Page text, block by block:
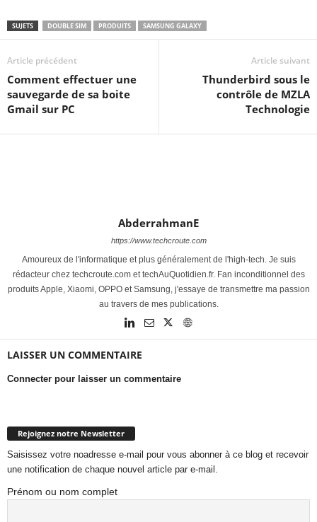
SUJETS DOUBLE SIM PRODUITS SAMSUNG GALAXY
Article précédent
Comment effectuer une
sauvegarde de sa boite
Gmail sur PC
Article suivant
Thunderbird sous le
contrôle de MZLA
Technologie
AbderrahmanE
https://www.techcroute.com
Amoureux de l'informatique et plus généralement de l'high-tech. Je suis
rédacteur chez techcroute.com et techAuQuotidien.fr. Fan inconditionnel des
produits Apple, Xiaomi, OPPO et Samsung, j'essaye de transmettre ma passion
au travers de mes publications.
LAISSER UN COMMENTAIRE
Connecter pour laisser un commentaire
Rejoignez notre Newsletter
Saisissez votre noadresse e-mail pour vous abonner à ce blog et recevoir
une notification de chaque nouvel article par e-mail.
Prénom ou nom complet